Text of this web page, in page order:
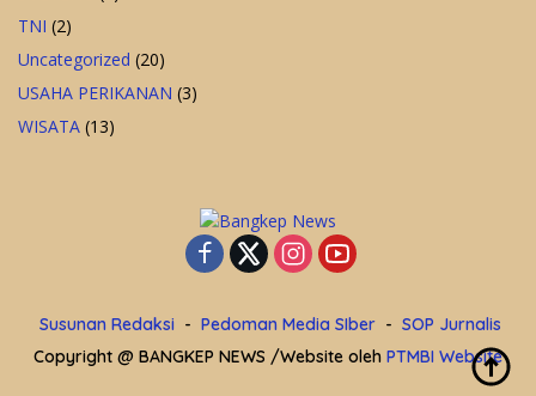
TNI (2)
Uncategorized (20)
USAHA PERIKANAN (3)
WISATA (13)
Susunan Redaksi Pedoman Media SIber
SOP Jurnalis
Copyright @ BANGKEP NEWS /Website oleh PTMBI Website